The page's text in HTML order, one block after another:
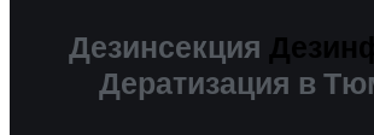
Дезинсекция
Дератизация в